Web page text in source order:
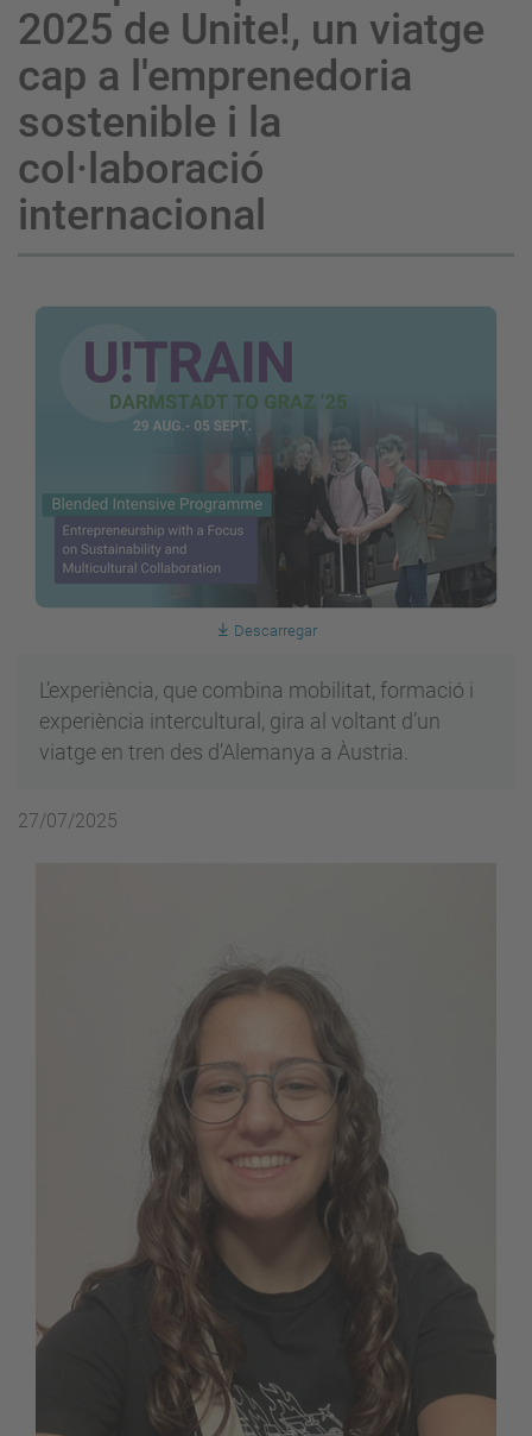
2025 de Unite!, un viatge
cap a l'emprenedoria
sostenible i la
col·laboració
internacional
Descarregar
L’experiència, que combina mobilitat, formació i
experiència intercultural, gira al voltant d’un
viatge en tren des d’Alemanya a Àustria.
27/07/2025